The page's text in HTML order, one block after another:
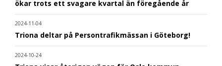
ökar trots ett svagare kvartal än föregående år
2024-11-04
Triona deltar på Persontrafikmässan i Göteborg!
2024-10-24